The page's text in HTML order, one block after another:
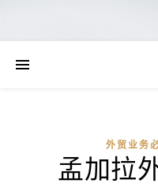
外贸业务
孟加拉